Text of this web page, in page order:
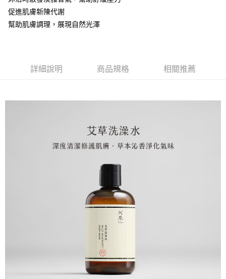
2.基於同意付款使用「大哥付你分期」之契約關係目的，商店將以您的個人
資料（包含姓名、電話或地址）提供予台灣大哥大進項蒐集、處理及利用，
由本公司與您本人進行分期帳單所需資料之確認、核對及更正。
3.完整用戶服務條款，請詳閱以下連結：
是否繳費成功／繳費後需取消欲退款等相關疑問，請聯繫「AFTEE先享後付
客戶支援中心」https://netprotections.freshdesk.com/support/home
權轉讓予恩沛科技股份有限公司。
４．使用「AFTEE先享後付」時，將依據個別帳號之用戶狀況，依本公司即
時審查核予不同之上限額度；若仍有額度不足之情形，本公司將視審查結果
請求用戶進行身份認證。
黑貓宅配｜線上支付
每筆NT$100，滿NT$1,000(含以上)免運費
促進肌膚新陳代謝
幫助肌膚調理，展現自然光澤
詳細說明 商品規格 相關推薦